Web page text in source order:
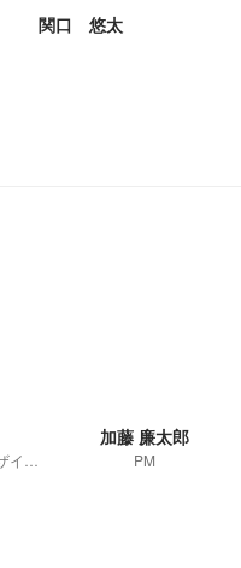
関口 悠太
加藤 廉太郎
PM